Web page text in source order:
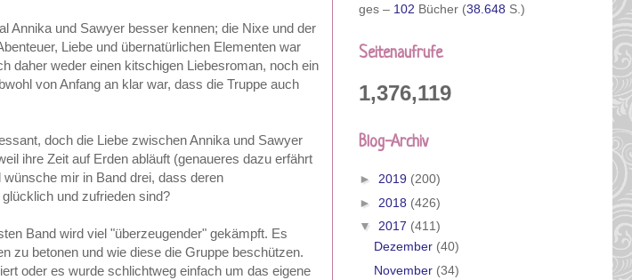
Annika und Sawyer besser kennen; die Nixe und der
Liebe und übernatürlichen Elementen war
daher weder einen kitschigen Liebesroman, noch ein
von Anfang an klar war, dass die Truppe auch
doch die Liebe zwischen Annika und Sawyer
ihre Zeit auf Erden abläuft (genaueres dazu erfährt
mir in Band drei, dass deren
und zufrieden sind?
Band wird viel "überzeugender" gekämpft. Es
zu betonen und wie diese die Gruppe beschützen.
oder es wurde schlichtweg einfach um das eigene
ges – 102 Bücher (38.648 S.)
Seitenaufrufe
1,376,119
Blog-Archiv
► 2019 (200)
► 2018 (426)
▼ 2017 (411)
Dezember (40)
November (34)